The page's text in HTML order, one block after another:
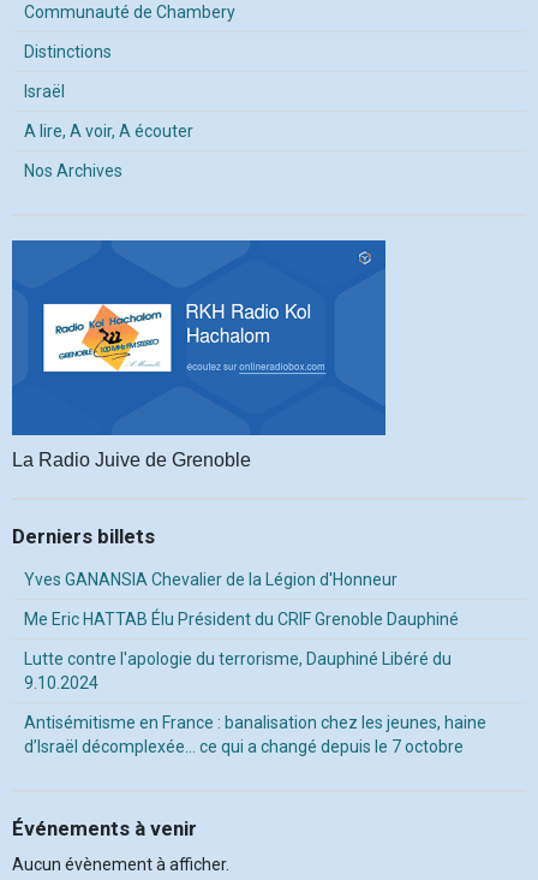
Communauté de Chambery
Distinctions
Israël
A lire, A voir, A écouter
Nos Archives
La Radio Juive de Grenoble
Derniers billets
Yves GANANSIA Chevalier de la Légion d'Honneur
Me Eric HATTAB Élu Président du CRIF Grenoble Dauphiné
Lutte contre l'apologie du terrorisme, Dauphiné Libéré du
9.10.2024
Antisémitisme en France : banalisation chez les jeunes, haine
d’Israël décomplexée… ce qui a changé depuis le 7 octobre
Événements à venir
Aucun évènement à afficher.